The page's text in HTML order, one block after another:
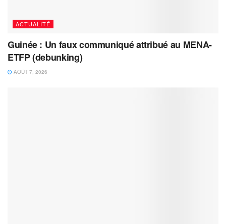
ACTUALITÉ
Guinée : Un faux communiqué attribué au MENA-
ETFP (debunking)
AOÛT 7, 2026